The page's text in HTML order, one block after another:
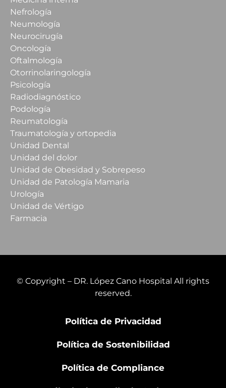
Nefrología
Neumología
Neurocirugía
Oncología
Oftalmología
Otorrinolaringología
Psicología
Radiodiagnóstico
Podología
Reumatología
Traumatología y ortopedia
Unidad Dental
Unidad del dolor
Unidad de Obesidad y Sobrepeso
Unidad de Patología Mamaria
Urología
Unidad de Vértigo
Farmacia
© Copyright – DR. López Cano Hospital All rights
reserved.
Política de Privacidad
Política de Sostenibilidad
Política de Compliance